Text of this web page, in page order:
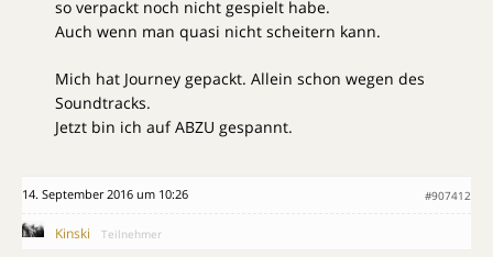
so verpackt noch nicht gespielt habe.
Auch wenn man quasi nicht scheitern kann.
Mich hat Journey gepackt. Allein schon wegen des
Soundtracks.
Jetzt bin ich auf ABZU gespannt.
14. September 2016 um 10:26 #907412
Kinski Teilnehmer